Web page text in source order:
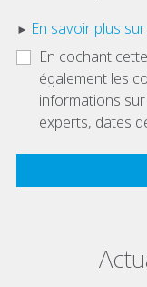
En savoir plus
En cochant
également les
informations
experts, dates